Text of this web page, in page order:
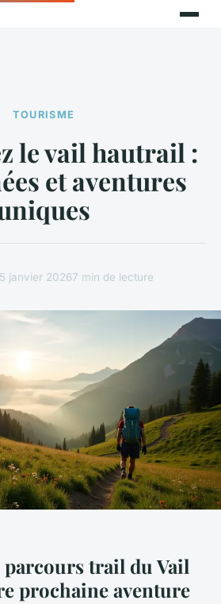
TOURISME
le vail hautrail :
et aventures
janvier 20267 min de lecture
trail du Vail
prochaine aventure